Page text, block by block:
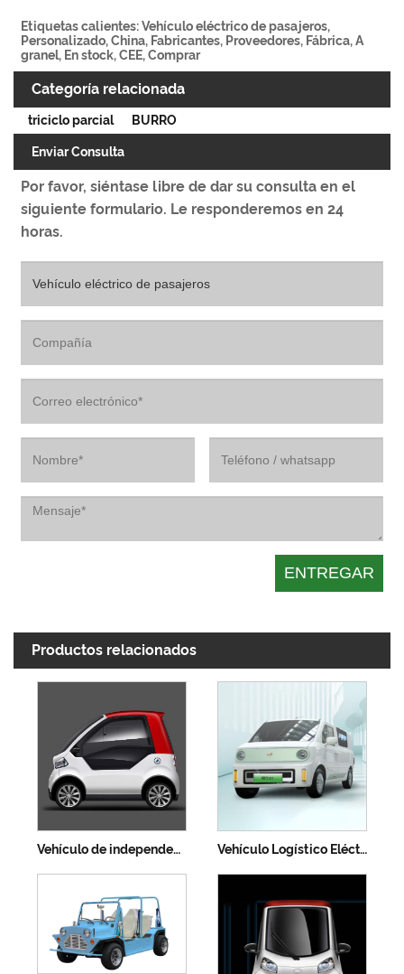
Etiquetas calientes: Vehículo eléctrico de pasajeros,
Personalizado, China, Fabricantes, Proveedores, Fábrica, A
granel, En stock, CEE, Comprar
Categoría relacionada
triciclo parcial BURRO
Enviar Consulta
Por favor, siéntase libre de dar su consulta en el
siguiente formulario. Le responderemos en 24
horas.
Productos relacionados
Vehículo de independencia eléctrico Vehículo Logístico Eléctrico